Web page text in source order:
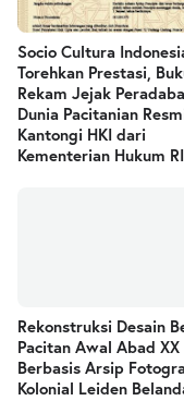
Socio Cultura
Torehkan Prestasi,
Rekam Jejak
Dunia Pacitanian
Kantongi HKI dari
Kementerian Hukum RI
Rekonstruksi Desain
Pacitan Awal Abad XX
Berbasis Arsip
Kolonial Leiden